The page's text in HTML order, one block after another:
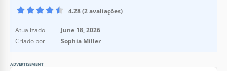
4.28 (2 avaliações)
Atualizado
June 18, 2026
Criado por
Sophia Miller
ADVERTISEMENT